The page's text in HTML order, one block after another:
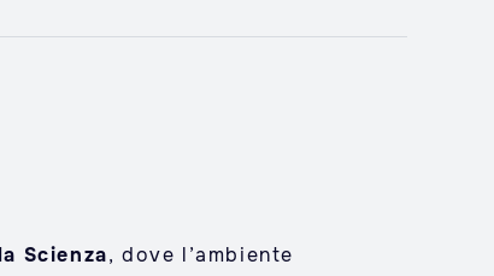
Scienza, dove l’ambiente